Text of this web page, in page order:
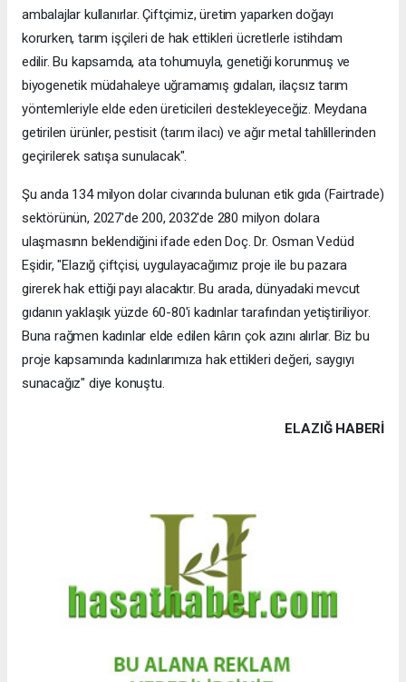
ambalajlar kullanırlar. Çiftçimiz, üretim yaparken doğayı
korurken, tarım işçileri de hak ettikleri ücretlerle istihdam
edilir. Bu kapsamda, ata tohumuyla, genetiği korunmuş ve
biyogenetik müdahaleye uğramamış gıdaları, ilaçsız tarım
yöntemleriyle elde eden üreticileri destekleyeceğiz. Meydana
getirilen ürünler, pestisit (tarım ilacı) ve ağır metal tahlillerinden
geçirilerek satışa sunulacak".
Şu anda 134 milyon dolar civarında bulunan etik gıda (Fairtrade)
sektörünün, 2027'de 200, 2032'de 280 milyon dolara
ulaşmasınn beklendiğini ifade eden Doç. Dr. Osman Vedüd
Eşidir, "Elazığ çiftçisi, uygulayacağımız proje ile bu pazara
girerek hak ettiği payı alacaktır. Bu arada, dünyadaki mevcut
gıdanın yaklaşık yüzde 60-80'i kadınlar tarafından yetiştiriliyor.
Buna rağmen kadınlar elde edilen kârın çok azını alırlar. Biz bu
proje kapsamında kadınlarımıza hak ettikleri değeri, saygıyı
sunacağız" diye konuştu.
ELAZIĞ HABERİ